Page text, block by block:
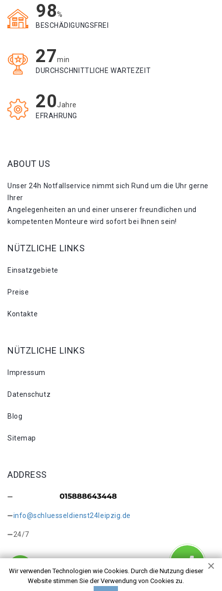
98%
BESCHÄDIGUNGSFREI
27min
DURCHSCHNITTLICHE WARTEZEIT
20Jahre
EFRAHRUNG
Wir verwenden Technologien wie Cookies. Durch die Nutzung dieser
Website stimmen Sie der Verwendung von Cookies zu.
ABOUT US
Unser 24h Notfallservice nimmt sich Rund um die Uhr gerne
Ihrer
Angelegenheiten an und einer unserer freundlichen und
kompetenten Monteure wird sofort bei Ihnen sein!
NÜTZLICHE LINKS
Einsatzgebiete
Preise
Kontakte
NÜTZLICHE LINKS
Impressum
Datenschutz
Blog
Sitemap
ADDRESS
info@schluesseldienst24leipzig.de
24/7
Copyright © 2026 Schlüsselkopie Leipzig. Alle Rechte